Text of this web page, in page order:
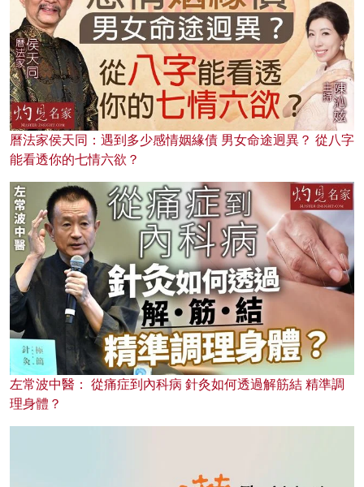
曆法家侯天同：遇到多少感情姻緣債 男女命途迥異？ 從八字
能看透你的七情六欲？
左常波中醫： 從痛症到內科病 針灸如何透過解筋結 精準調
理身體？